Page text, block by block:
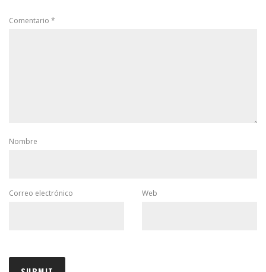
Comentario *
Nombre
Correo electrónico Web